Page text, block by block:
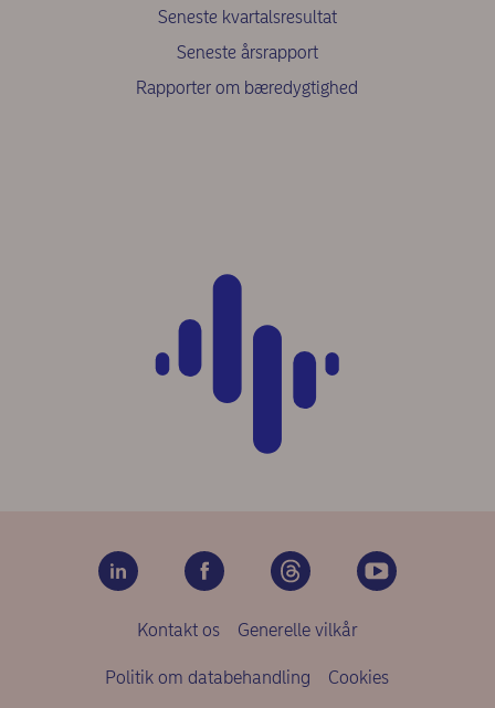
Seneste kvartalsresultat
Seneste årsrapport
Rapporter om bæredygtighed
Kontakt os Generelle vilkår
Politik om databehandling Cookies